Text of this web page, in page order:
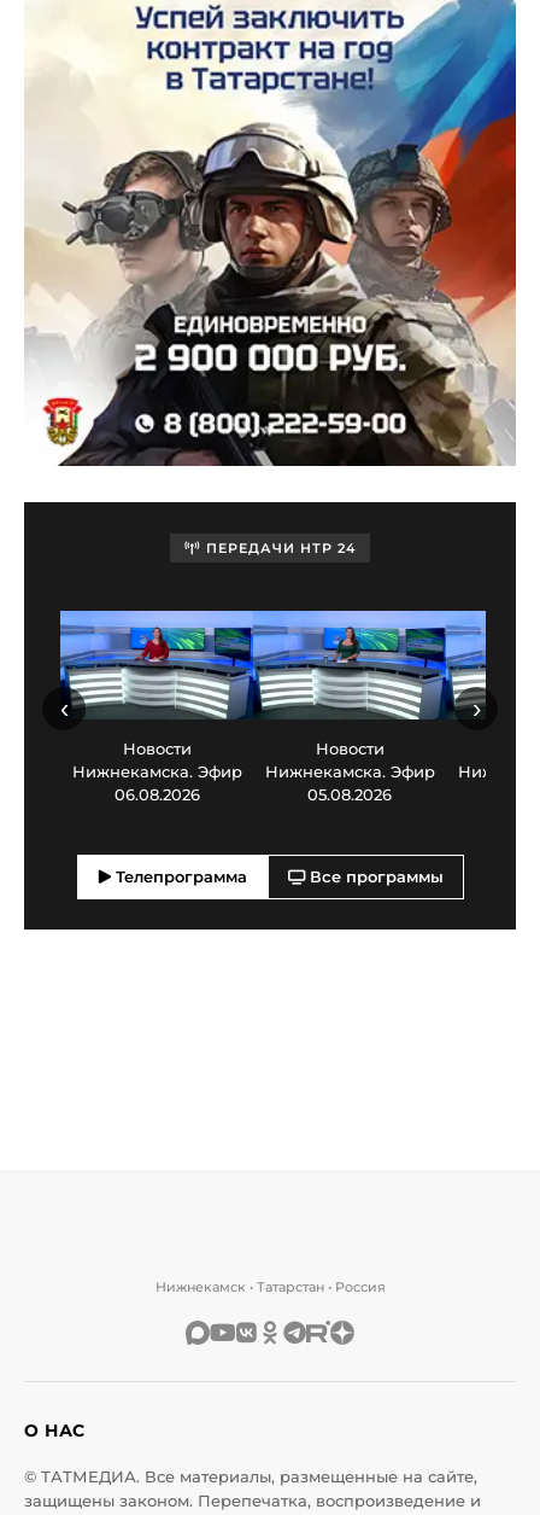
ПЕРЕДАЧИ НТР 24
Новости
Нижнекамска. Эфир
06.08.2026
Новости
Нижнекамска. Эфир
05.08.2026
‹ ›
Телепрограмма Все программы
Нижнекамск • Татарстан • Россия
О НАС
© ТАТМЕДИА. Все материалы, размещенные на сайте,
защищены законом. Перепечатка, воспроизведение и